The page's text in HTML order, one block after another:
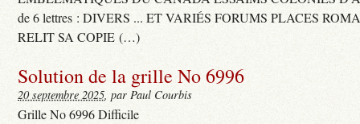
de 6 lettres : DIVERS ... ET VARIÉS FORUMS PLACES
RELIT SA COPIE (…)
Solution de la grille No 6996
20 septembre 2025, par Paul Courbis
Grille No 6996 Difficile